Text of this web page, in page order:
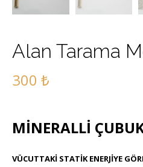
Alan Tarama
300 ₺
MİNERALLİ
VÜCUTTAKİ STATİK ENERJİYE